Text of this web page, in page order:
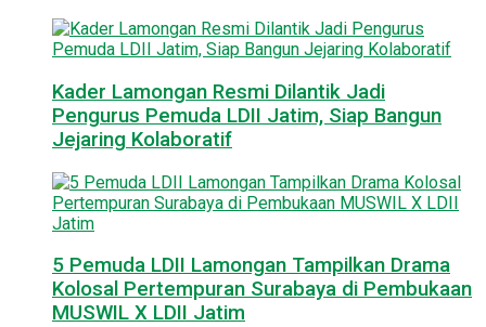
Kader Lamongan Resmi Dilantik Jadi
Pengurus Pemuda LDII Jatim, Siap Bangun
Jejaring Kolaboratif
5 Pemuda LDII Lamongan Tampilkan Drama
Kolosal Pertempuran Surabaya di Pembukaan
MUSWIL X LDII Jatim